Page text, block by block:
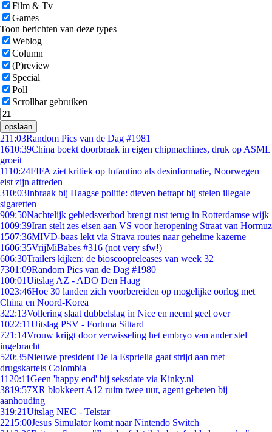
Film & Tv
Games
Toon berichten van deze types
Weblog
Column
(P)review
Special
Poll
Scrollbar gebruiken
opslaan
211:03Random Pics van de Dag #1981
1610:39China boekt doorbraak in eigen chipmachines, druk op ASML
groeit
1110:24FIFA ziet kritiek op Infantino als desinformatie, Noorwegen
eist zijn aftreden
310:03Inbraak bij Haagse politie: dieven betrapt bij stelen illegale
sigaretten
909:50Nachtelijk gebiedsverbod brengt rust terug in Rotterdamse wijk
1009:39Iran stelt zes eisen aan VS voor heropening Straat van Hormuz
1507:36MIVD-baas lekt via Strava routes naar geheime kazerne
1606:35VrijMiBabes #316 (not very sfw!)
606:30Trailers kijken: de bioscoopreleases van week 32
7301:09Random Pics van de Dag #1980
100:01Uitslag AZ - ADO Den Haag
1023:46Hoe 30 landen zich voorbereiden op mogelijke oorlog met
China en Noord-Korea
322:13Vollering slaat dubbelslag in Nice en neemt geel over
1022:11Uitslag PSV - Fortuna Sittard
721:14Vrouw krijgt door verwisseling het embryo van ander stel
ingebracht
520:35Nieuwe president De la Espriella gaat strijd aan met
drugskartels Colombia
11 20:11Geen 'happy end' bij seksdate via Kinky.nl
3819:57XR blokkeert A12 ruim twee uur, agent gebeten bij
aanhouding
319:21Uitslag NEC - Telstar
2215:00Jesus Simulator komt naar Nintendo Switch